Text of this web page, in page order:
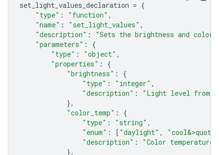
set_light_values_declaration = {
"type" : "function" ,
"name" : "set_light_values" ,
"description" :
"Sets the brightness and
"parameters" :
{
"type" : "object" ,
"properties" :
{
"brightness" :
{
"type" : "integer" ,
"description" :
"Light level from
},
"color_temp" :
{
"type" : "string" ,
"enum" : [ "daylight" , "cool&>quot;
"description" : "Color temperature"
},